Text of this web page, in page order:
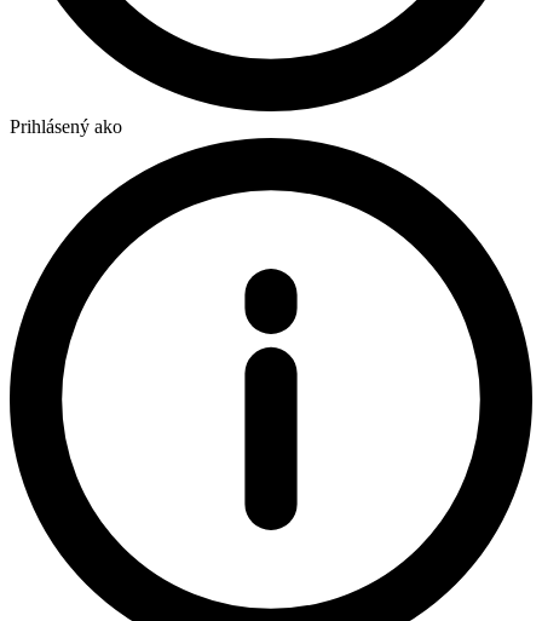
Prihlásený ako